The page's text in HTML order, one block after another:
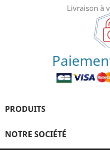
Livraison à
PRODUITS
NOTRE SOCIÉTÉ